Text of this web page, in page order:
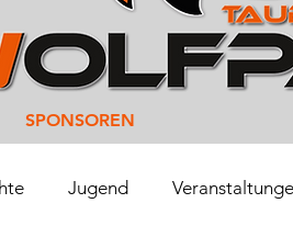
SPONSOREN
Jugend